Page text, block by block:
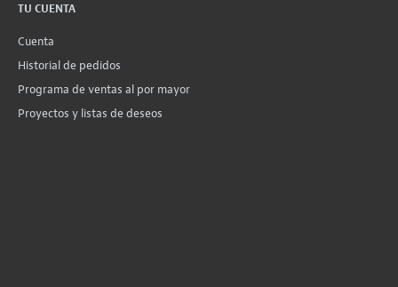
TU CUENTA
Cuenta
Historial de pedidos
Programa de ventas al por mayor
Proyectos y listas de deseos